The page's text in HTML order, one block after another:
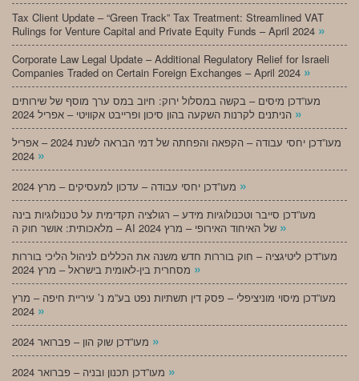
Tax Client Update – “Green Track” Tax Treatment: Streamlined VAT
Rulings for Venture Capital and Private Equity Funds – April 2024 »
Corporate Law Legal Update – Additional Regulatory Relief for Israeli
Companies Traded on Certain Foreign Exchanges – April 2024 »
מעו”דכן מיסים – בקשה במסלול ירוק: חיוב במס ערך מוסף של שירותים
»
מעו”דכן יחסי עבודה – הקפאה והפחתה של דמי הבראה לשנת 2024 – אפריל
»
»
מעו”דכן סייבר וטכנולוגיות מידע – רגולציה תקדימית על טכנולוגיות בינה
»
מעו”דכן ליטיגציה – חוק בוררות חדש משנה את הכללים לניהול הליכי בוררות
»
מעו”דכן מיסוי מוניציפלי – פסק דין תשתיות נפט בע”מ נ’ עיריית חיפה – מרץ
»
»
»